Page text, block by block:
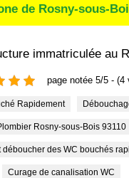
de Rosny-sous-
immatriculée au
page notée 5/5 - (4
Rapidement
Plombier Rosny-sous-Bois 93110
déboucher des WC bouchés
Curage de canalisation WC